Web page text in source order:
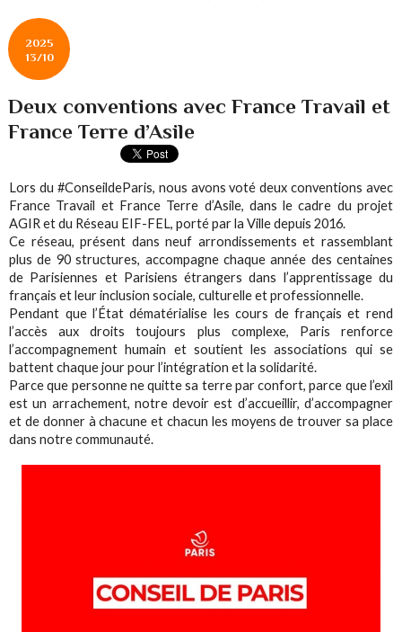
2025
13/10
Deux conventions avec France Travail et
France Terre d’Asile
Lors du #ConseildeParis, nous avons voté deux conventions avec
France Travail et France Terre d’Asile, dans le cadre du projet
AGIR et du Réseau EIF-FEL, porté par la Ville depuis 2016.
Ce réseau, présent dans neuf arrondissements et rassemblant
plus de 90 structures, accompagne chaque année des centaines
de Parisiennes et Parisiens étrangers dans l’apprentissage du
français et leur inclusion sociale, culturelle et professionnelle.
Pendant que l’État dématérialise les cours de français et rend
l’accès aux droits toujours plus complexe, Paris renforce
l’accompagnement humain et soutient les associations qui se
battent chaque jour pour l’intégration et la solidarité.
Parce que personne ne quitte sa terre par confort, parce que l’exil
est un arrachement, notre devoir est d’accueillir, d’accompagner
et de donner à chacune et chacun les moyens de trouver sa place
dans notre communauté.